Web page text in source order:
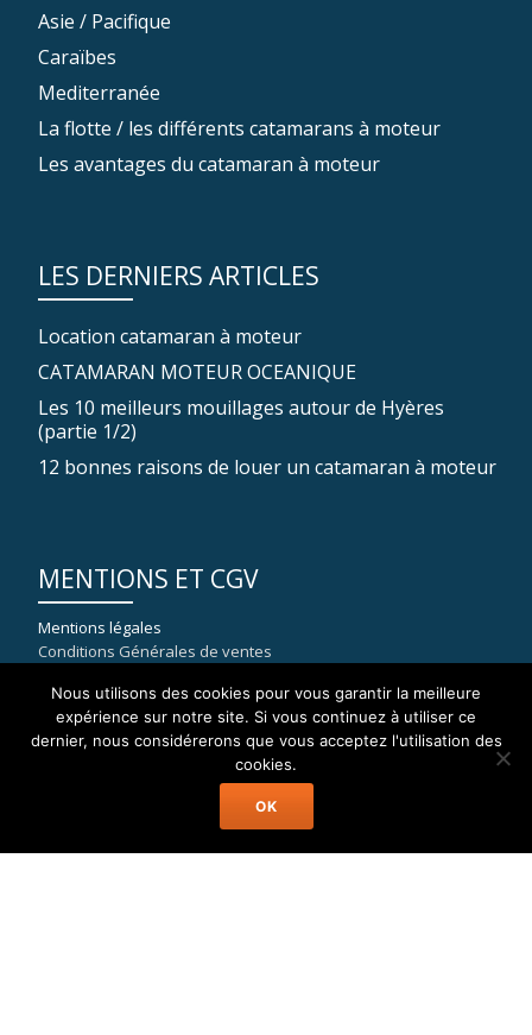
Asie / Pacifique
Caraïbes
Mediterranée
La flotte / les différents catamarans à moteur
Les avantages du catamaran à moteur
LES DERNIERS ARTICLES
Location catamaran à moteur
CATAMARAN MOTEUR OCEANIQUE
Les 10 meilleurs mouillages autour de Hyères
(partie 1/2)
12 bonnes raisons de louer un catamaran à moteur
MENTIONS ET CGV
Mentions légales
Conditions Générales de ventes
83400 HYERES
Nous utilisons des cookies pour vous garantir la meilleure
expérience sur notre site. Si vous continuez à utiliser ce
dernier, nous considérerons que vous acceptez l'utilisation des
cookies.
OK